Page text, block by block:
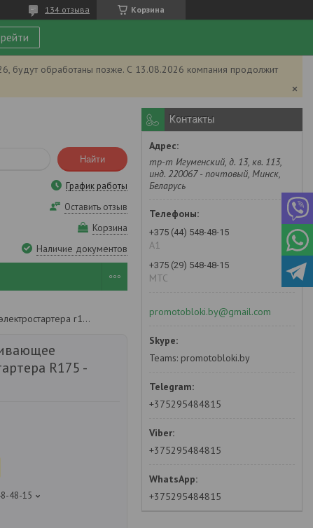
Корзина
134 отзыва
будут обработаны позже. С 13.08.2026 компания продолжит
Найти
График работы
Оставить отзыв
Корзина
Наличие документов
Реле втягивающее электростартера r175 - r195
R175 -
48-15
Контакты
тр-т Игуменский, д. 13, кв. 113,
инд. 220067 - почтовый, Минск,
Беларусь
+375 (44) 548-48-15
А1
+375 (29) 548-48-15
MTC
promotobloki.by@gmail.com
Teams: promotobloki.by
+375295484815
+375295484815
+375295484815